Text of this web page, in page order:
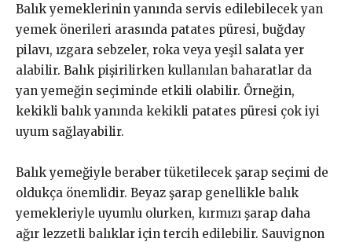
Balık yemeklerinin yanında servis edilebilecek yan
yemek önerileri arasında patates püresi, buğday
pilavı, ızgara sebzeler, roka veya yeşil salata yer
alabilir. Balık pişirilirken kullanılan baharatlar da
yan yemeğin seçiminde etkili olabilir. Örneğin,
kekikli balık yanında kekikli patates püresi çok iyi
uyum sağlayabilir.
Balık yemeğiyle beraber tüketilecek şarap seçimi de
oldukça önemlidir. Beyaz şarap genellikle balık
yemekleriyle uyumlu olurken, kırmızı şarap daha
ağır lezzetli balıklar için tercih edilebilir. Sauvignon